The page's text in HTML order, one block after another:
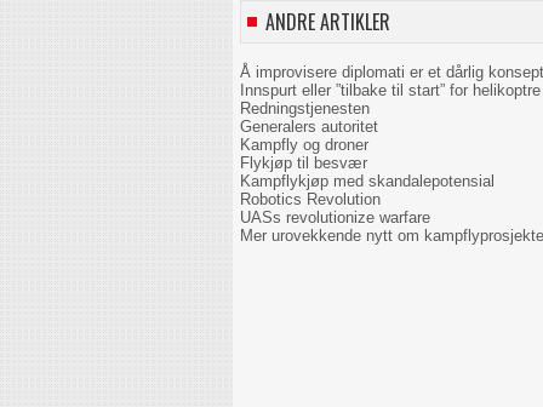
ANDRE ARTIKLER
Å improvisere diplomati er et dårlig konsept
Innspurt eller ”tilbake til start” for helikoptre
Redningstjenesten
Generalers autoritet
Kampfly og droner
Flykjøp til besvær
Kampflykjøp med skandalepotensial
Robotics Revolution
UASs revolutionize warfare
Mer urovekkende nytt om